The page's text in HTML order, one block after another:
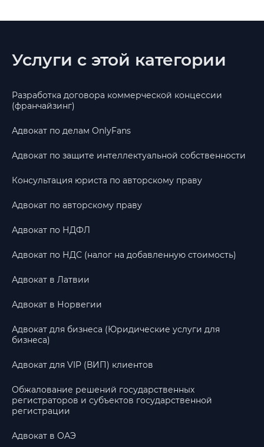
Услуги с этой категории
Разработка договора коммерческой концессии
(франчайзинг)
Адвокат по делам OnlyFans
Адвокат по защите интеллектуальной собственности
Консультация юриста по авторскому праву
Адвокат по авторскому праву
Адвокат по НДФЛ
Адвокат по НДС (налог на добавленную стоимость)
Адвокат в Латвии
Адвокат в Норвегии
Адвокат для бизнеса (Юридические услуги для
бизнеса)
Адвокат для VIP (ВИП) клиентов
Обжалование решений государственных
регистраторов и субъектов государственной
регистрации
Адвокат в ОАЭ